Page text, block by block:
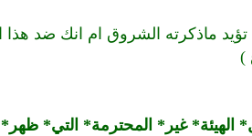
ماذكرته الشروق ام انك ضد هذا
)
‬الهيئة* ‬غير* ‬المحترمة* ‬التي*